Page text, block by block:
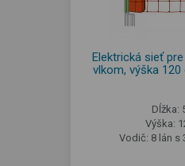
Elektrická sieť
vlkom, výška
Dĺžka:
Výška:
Vodič: 8 lán s